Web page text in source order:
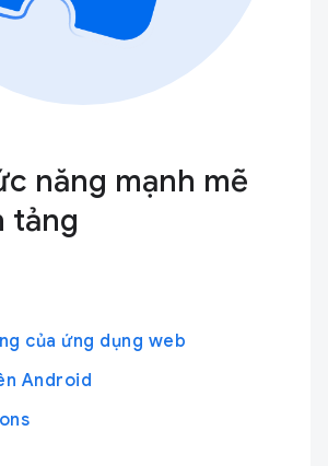
năng mạnh mẽ
tảng
của ứng dụng web
Android